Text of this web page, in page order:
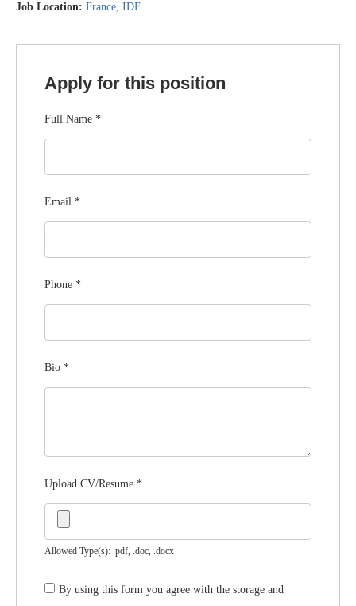
Job Location: France IDF
Apply for this position
Full Name *
Email *
Phone *
Bio *
Upload CV/Resume *
Allowed Type(s): .pdf, .doc, .docx
By using this form you agree with the storage and